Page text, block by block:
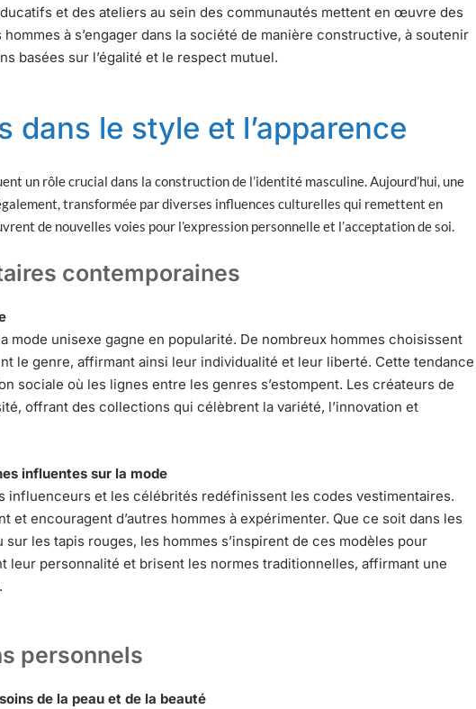
et des ateliers au sein des communautés mettent en œuvre des
à s’engager dans la société de manière constructive, à soutenir
basées sur l’égalité et le respect mutuel.
dans le style et l’apparence
un rôle crucial dans la construction de l’identité masculine. Aujourd’hui, une
transformée par diverses influences culturelles qui remettent en
de nouvelles voies pour l’expression personnelle et l’acceptation de soi.
contemporaines
mode unisexe gagne en popularité. De nombreux hommes choisissent
le genre, affirmant ainsi leur individualité et leur liberté. Cette tendance
sociale où les lignes entre les genres s’estompent. Les créateurs de
offrant des collections qui célèbrent la variété, l’innovation et
influentes sur la mode
influenceurs et les célébrités redéfinissent les codes vestimentaires.
et encouragent d’autres hommes à expérimenter. Que ce soit dans les
les tapis rouges, les hommes s’inspirent de ces modèles pour
leur personnalité et brisent les normes traditionnelles, affirmant une
personnels
de la peau et de la beauté